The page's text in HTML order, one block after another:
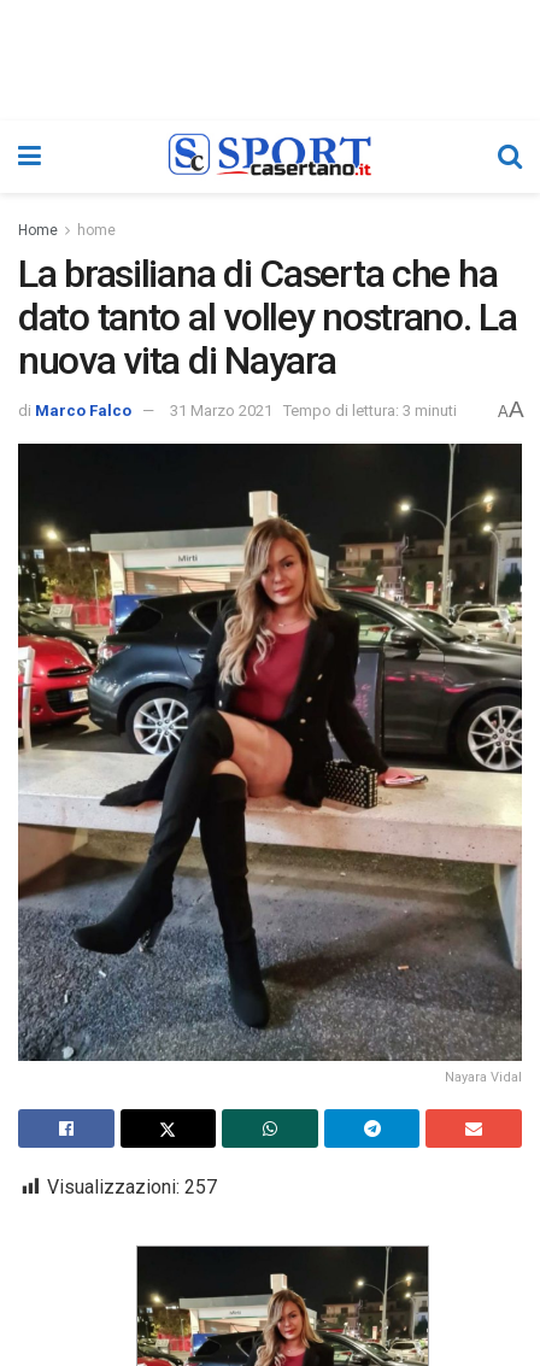
Home home
La brasiliana di Caserta che ha
dato tanto al volley nostrano. La
nuova vita di Nayara
di Marco Falco 31 Marzo 2021 Tempo di lettura: 3 minuti AA
Nayara Vidal
Visualizzazioni: 257